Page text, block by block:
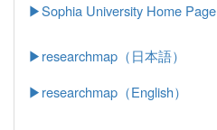
▶Sophia University Home Page
▶researchmap（日本語）
▶researchmap（English）